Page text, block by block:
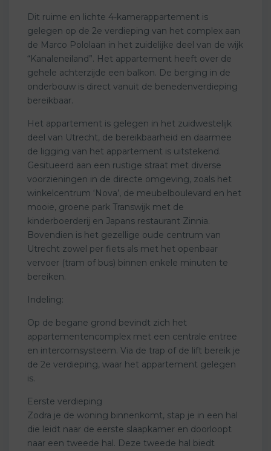
Dit ruime en lichte 4-kamerappartement is
gelegen op de 2e verdieping van het complex aan
de Marco Pololaan in het zuidelijke deel van de wijk
“Kanaleneiland”. Het appartement heeft over de
gehele achterzijde een balkon. De berging in de
onderbouw is direct vanuit de benedenverdieping
bereikbaar.
Het appartement is gelegen in het zuidwestelijk
deel van Utrecht, de bereikbaarheid en daarmee
de ligging van het appartement is uitstekend.
Gesitueerd aan een rustige straat met diverse
voorzieningen in de directe omgeving, zoals het
winkelcentrum ‘Nova’, de meubelboulevard en het
mooie, groene park Transwijk met de
kinderboerderij en Japans restaurant Zinnia.
Bovendien is het gezellige oude centrum van
Utrecht zowel per fiets als met het openbaar
vervoer (tram of bus) binnen enkele minuten te
bereiken.
Indeling:
Op de begane grond bevindt zich het
appartementencomplex met een centrale entree
en intercomsysteem. Via de trap of de lift bereik je
de 2e verdieping, waar het appartement gelegen
is.
Eerste verdieping
Zodra je de woning binnenkomt, stap je in een hal
die leidt naar de eerste slaapkamer en doorloopt
naar een tweede hal. Deze tweede hal biedt